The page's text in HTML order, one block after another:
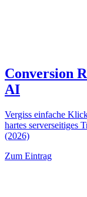
Conversion
AI
Vergiss einfache
hartes serverseitiges
(2026)
Zum Eintrag